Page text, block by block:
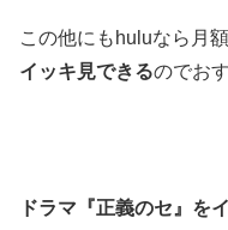
この他にもhuluなら月
イッキ見できるのでお
ドラマ『正義のセ』を